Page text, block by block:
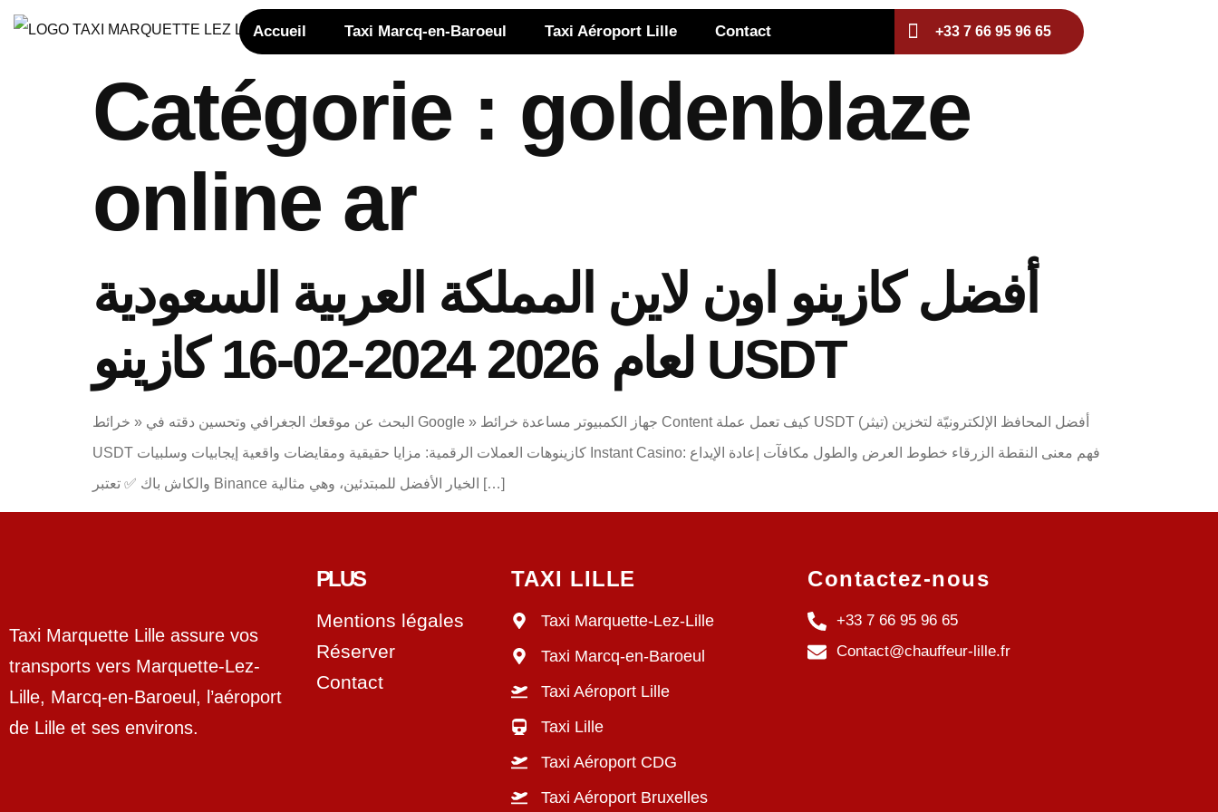
Accueil Taxi Marcq-en-Baroeul Taxi Aéroport Lille Contact +33 7 66 95 96 65
Catégorie : goldenblaze
online ar
أفضل كازينو اون لاين المملكة العربية السعودية
لعام 2026 2024-02-16 كازينو USDT
البحث عن موقعك الجغرافي وتحسين دقته في « خرائط Google » جهاز الكمبيوتر مساعدة خرائط Content كيف تعمل عملة USDT (تيثر) أفضل المحافظ الإلكترونيّة لتخزين
USDT كازينوهات العملات الرقمية: مزايا حقيقية ومقايضات واقعية إيجابيات وسلبيات Instant Casino: فهم معنى النقطة الزرقاء خطوط العرض والطول مكافآت إعادة الإيداع
والكاش باك ✅ تعتبر Binance الخيار الأفضل للمبتدئين، وهي مثالية […]
Taxi Marquette Lille assure vos
transports vers Marquette-Lez-
Lille, Marcq-en-Baroeul, l’aéroport
de Lille et ses environs.
PLUS
Mentions légales
Réserver
Contact
TAXI LILLE
Taxi Marquette-Lez-Lille
Taxi Marcq-en-Baroeul
Taxi Aéroport Lille
Taxi Lille
Taxi Aéroport CDG
Taxi Aéroport Bruxelles
Contactez-nous
+33 7 66 95 96 65
Contact@chauffeur-lille.fr